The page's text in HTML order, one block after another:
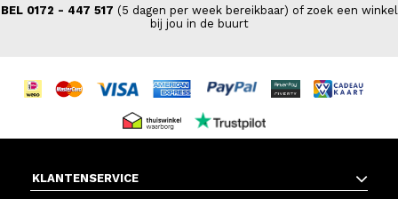
BEL 0172 - 447 517 (5 dagen per week bereikbaar) of zoek een winkel
bij jou in de buurt
KLANTENSERVICE